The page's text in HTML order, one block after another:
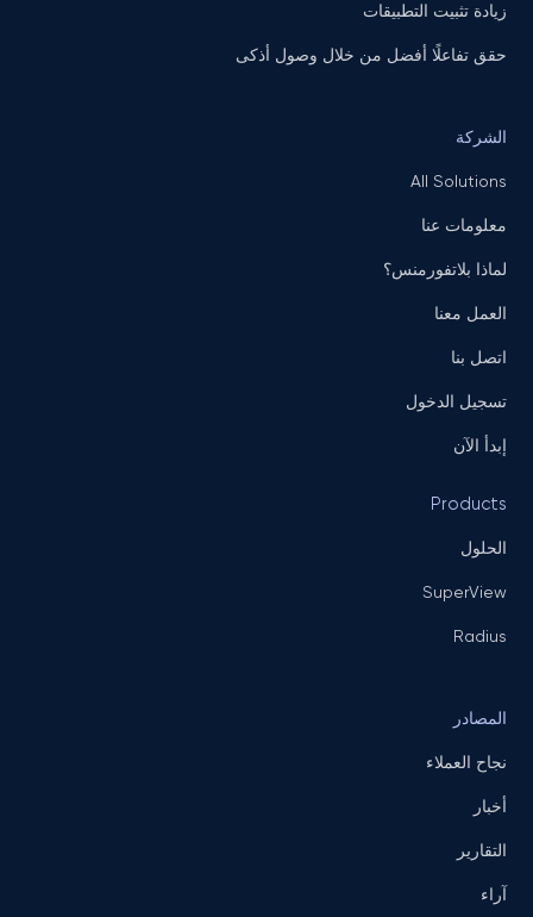
زيادة تثبيت التطبيقات
حقق تفاعلًا أفضل من خلال وصول أذكى
الشركة
All Solutions
معلومات عنا
لماذا بلاتفورمنس؟
العمل معنا
اتصل بنا
تسجيل الدخول
إبدأ الآن
Products
الحلول
SuperView
Radius
المصادر
نجاح العملاء
أخبار
التقارير
آراء